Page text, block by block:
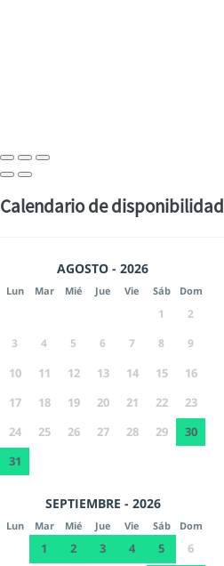
Calendario de disponibilidad
AGOSTO - 2026
Lun Mar Mié Jue Vie Sáb Dom
1
2
3
4 5 6 7 8 9
10 11 12 13 14 15
16
17
18 19 20 21 22
23
24
25 26 27 28 29
30
31
SEPTIEMBRE - 2026
Lun Mar Mié Jue Vie Sáb Dom
1 2 3 4 5
6